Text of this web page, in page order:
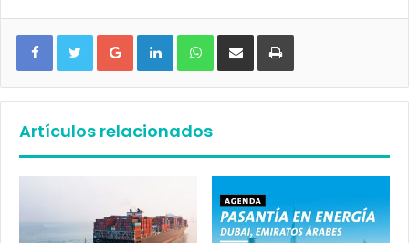
Google+ LinkedIn WhatsApp
Artículos relacionados